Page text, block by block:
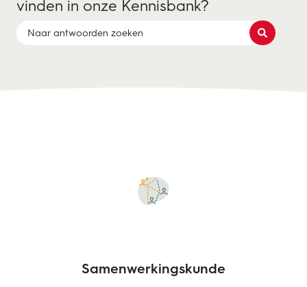
vinden in onze Kennisbank?
Samenwerkingskunde